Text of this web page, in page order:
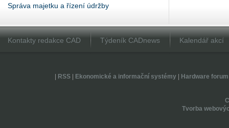
Správa majetku a řízení údržby
Kontakty redakce CAD Týdeník CADnews Kalendář akcí
RSS| Ekonomické a informační systémy| Hardware forum
Tvorba